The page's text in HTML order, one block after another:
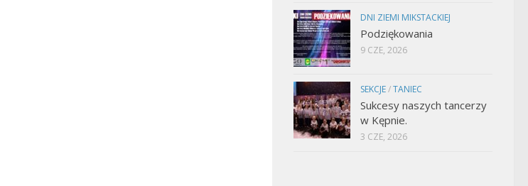
DNI ZIEMI MIKSTACKIEJ
Podziękowania
9 CZE, 2026
SEKCJE/TANIEC
Sukcesy naszych tancerzy
w Kępnie.
3 CZE, 2026